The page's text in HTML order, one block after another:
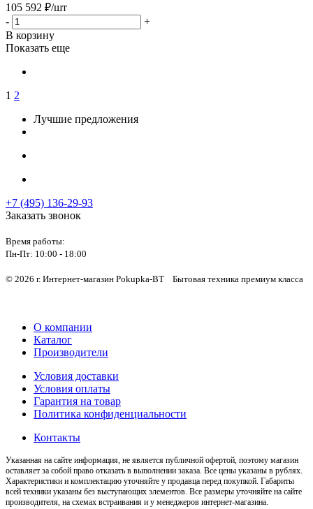
105 592 ₽/шт
-
+
В корзину
Показать еще
1 2
Лучшие предложения
+7 (495) 136-29-93
Заказать звонок
Время работы:
Пн-Пт: 10:00 - 18:00
© 2026 г. Интернет-магазин Pokupka-BT Бытовая техника премиум класса
О компании
Каталог
Производители
Условия доставки
Условия оплаты
Гарантия на товар
Политика конфиденциальности
Контакты
Указанная на сайте информация, не является публичной офертой, поэтому магазин
оставляет за собой право отказать в выполнении заказа. Все цены указаны в рублях.
Характеристики и комплектацию уточняйте у продавца перед покупкой. Габариты
всей техники указаны без выступающих элементов. Все размеры уточняйте на сайте
производителя, на схемах встраивания и у менеджеров интернет-магазина.